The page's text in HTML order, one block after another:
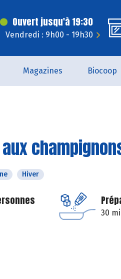
Ouvert jusqu'à 19:30
Vendredi : 9h00 - 19h30
Magazines Biocoop
Hiver
30